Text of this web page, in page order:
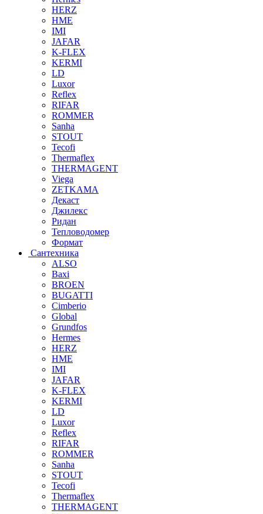
HERZ
HME
IMI
JAFAR
K-FLEX
KERMI
LD
Luxor
Reflex
RIFAR
ROMMER
Sanha
STOUT
Tecofi
Thermaflex
THERMAGENT
Viega
ZETKAMA
Декаст
Джилекс
Ридан
Тепловодомер
Формат
Сантехника
ALSO
Baxi
BROEN
BUGATTI
Cimberio
Global
Grundfos
Hermes
HERZ
HME
IMI
JAFAR
K-FLEX
KERMI
LD
Luxor
Reflex
RIFAR
ROMMER
Sanha
STOUT
Tecofi
Thermaflex
THERMAGENT